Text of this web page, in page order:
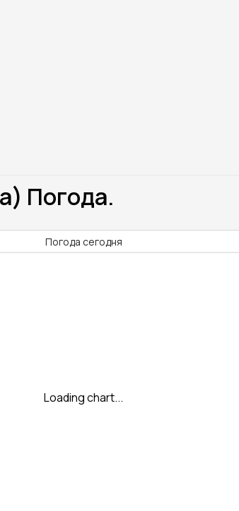
Погода.
Погода сегодня
Loading chart...